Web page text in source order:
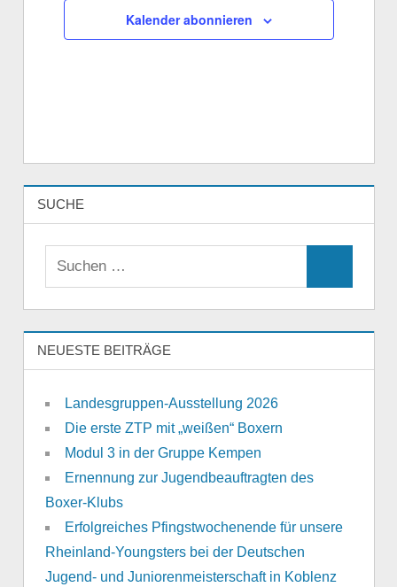
Kalender abonnieren
SUCHE
NEUESTE BEITRÄGE
Landesgruppen-Ausstellung 2026
Die erste ZTP mit „weißen“ Boxern
Modul 3 in der Gruppe Kempen
Ernennung zur Jugendbeauftragten des
Boxer-Klubs
Erfolgreiches Pfingstwochenende für unsere
Rheinland-Youngsters bei der Deutschen
Jugend- und Juniorenmeisterschaft in Koblenz